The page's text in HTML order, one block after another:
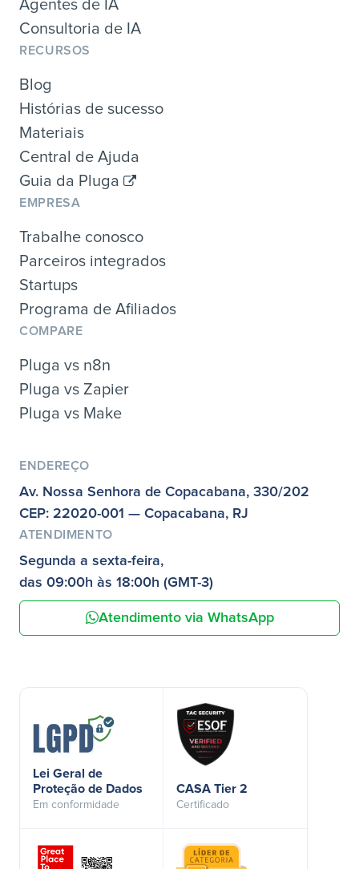
Agentes de IA
Consultoria de IA
RECURSOS
Blog
Histórias de sucesso
Materiais
Central de Ajuda
Guia da Pluga
EMPRESA
Trabalhe conosco
Parceiros integrados
Startups
Programa de Afiliados
COMPARE
Pluga vs n8n
Pluga vs Zapier
Pluga vs Make
ENDEREÇO
Av. Nossa Senhora de Copacabana, 330/202
CEP: 22020-001 — Copacabana, RJ
ATENDIMENTO
Segunda a sexta-feira,
das 09:00h às 18:00h (GMT-3)
Atendimento via WhatsApp
Lei Geral de
Proteção de Dados
Em conformidade
CASA Tier 2
Certificado